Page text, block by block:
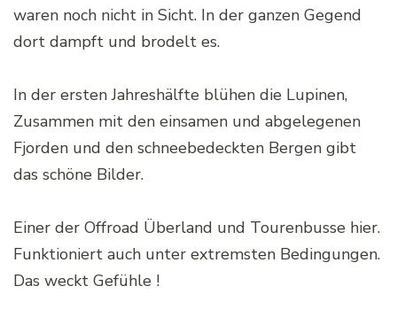
waren noch nicht in Sicht. In der ganzen Gegend
dort dampft und brodelt es.
In der ersten Jahreshälfte blühen die Lupinen,
Zusammen mit den einsamen und abgelegenen
Fjorden und den schneebedeckten Bergen gibt
das schöne Bilder.
Einer der Offroad Überland und Tourenbusse hier.
Funktioniert auch unter extremsten Bedingungen.
Das weckt Gefühle !